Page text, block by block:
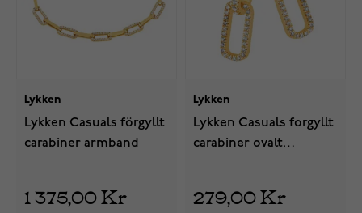
Lykken
Lykken Casuals förgyllt
carabiner armband
1 375,00 Kr
Lykken
Lykken Casuals forgyllt
carabiner ovalt
279,00 Kr